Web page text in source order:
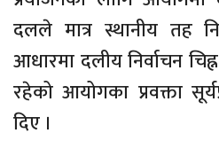
दलले मात्र स्थानीय तह
आधारमा दलीय निर्वाचन
रहेको आयोगका प्रवक्ता
दिए ।